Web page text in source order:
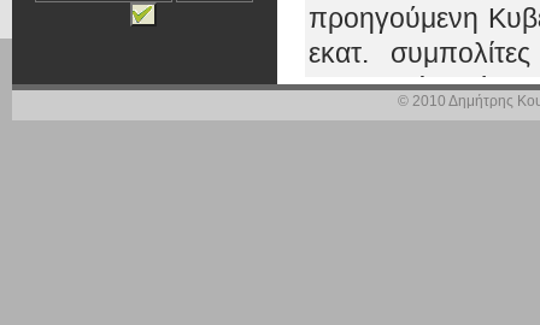
προηγούμενη
εκατ.
καταπολέμησή
Συνοχής», που
© 2010 Δημήτρης